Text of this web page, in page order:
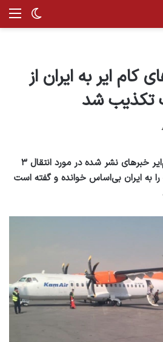
تغییر
کام ایر به ایران از
تکذیب شد
شرکت هوایی خصوصی کام‌ایر خبرهای نشر شده در مورد انتقال ۳
به ایران بی‌اساس خوانده و گفته است